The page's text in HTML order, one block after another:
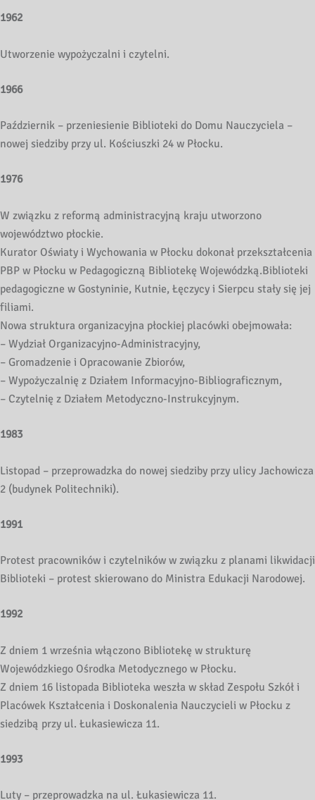
1962
Utworzenie wypożyczalni i czytelni.
1966
Październik – przeniesienie Biblioteki do Domu Nauczyciela –
nowej siedziby przy ul. Kościuszki 24 w Płocku.
1976
W związku z reformą administracyjną kraju utworzono
województwo płockie.
Kurator Oświaty i Wychowania w Płocku dokonał przekształcenia
PBP w Płocku w Pedagogiczną Bibliotekę Wojewódzką.Biblioteki
pedagogiczne w Gostyninie, Kutnie, Łęczycy i Sierpcu stały się jej
filiami.
Nowa struktura organizacyjna płockiej placówki obejmowała:
– Wydział Organizacyjno-Administracyjny,
– Gromadzenie i Opracowanie Zbiorów,
– Wypożyczalnię z Działem Informacyjno-Bibliograficznym,
– Czytelnię z Działem Metodyczno-Instrukcyjnym.
1983
Listopad – przeprowadzka do nowej siedziby przy ulicy Jachowicza
2 (budynek Politechniki).
1991
Protest pracowników i czytelników w związku z planami likwidacji
Biblioteki – protest skierowano do Ministra Edukacji Narodowej.
1992
Z dniem 1 września włączono Bibliotekę w strukturę
Wojewódzkiego Ośrodka Metodycznego w Płocku.
Z dniem 16 listopada Biblioteka weszła w skład Zespołu Szkół i
Placówek Kształcenia i Doskonalenia Nauczycieli w Płocku z
siedzibą przy ul. Łukasiewicza 11.
1993
Luty – przeprowadzka na ul. Łukasiewicza 11.